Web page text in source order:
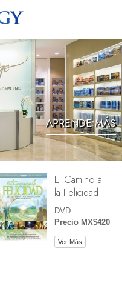
APRENDE MÁS
El Camino a
la Felicidad
DVD
Precio MX$420
Ver Más